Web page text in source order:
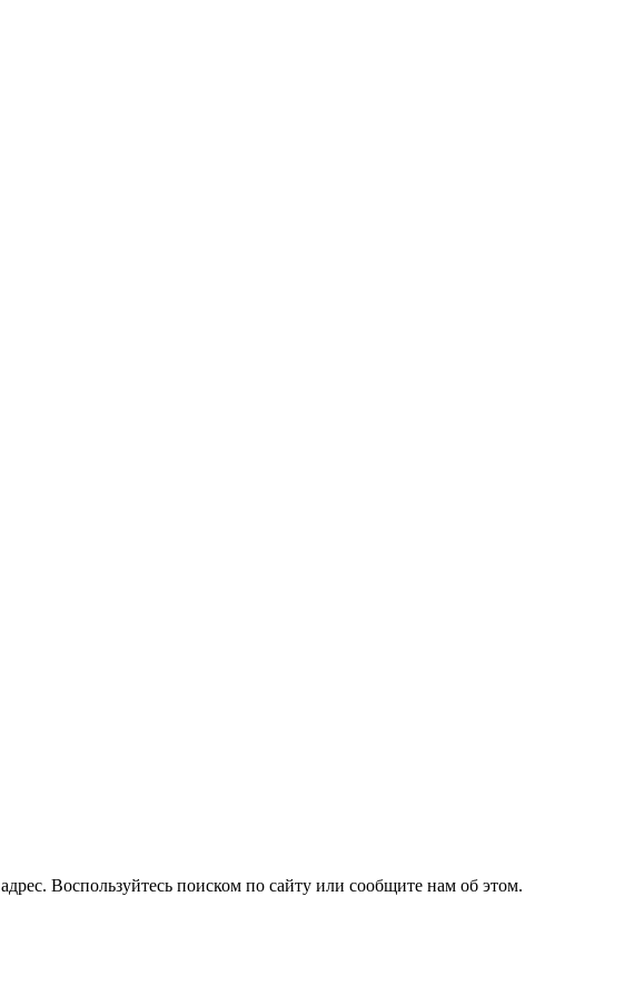
Воспользуйтесь поиском по сайту или сообщите нам об этом.